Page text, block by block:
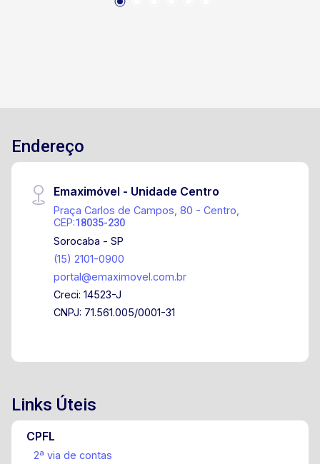
Endereço
Emaximóvel - Unidade Centro
Praça Carlos de Campos, 80 - Centro,
CEP:18035-230
Sorocaba - SP
(15) 2101-0900
portal@emaximovel.com.br
Creci: 14523-J
CNPJ: 71.561.005/0001-31
Links Úteis
CPFL
2ª via de contas